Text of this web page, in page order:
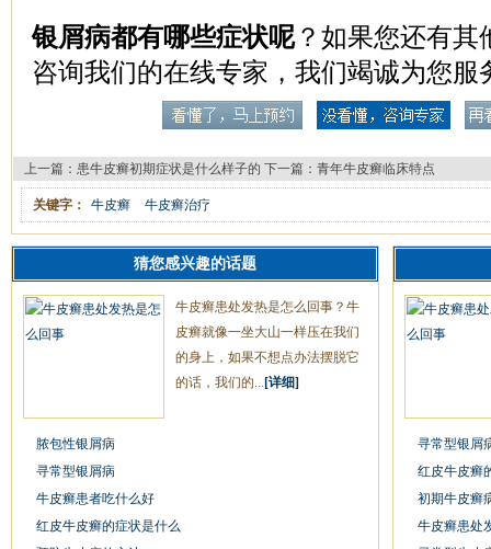
银屑病都有哪些症状呢？如果您还有其
咨询我们的在线专家，我们竭诚为您服
上一篇： 患牛皮癣初期症状是什么样子的 下一篇： 青年牛皮癣临床特点
关键字： 牛皮癣 牛皮癣治疗
猜您感兴趣的话题
牛皮癣患处发热是怎么回事？牛
皮癣就像一坐大山一样压在我们
的身上，如果不想点办法摆脱它
的话，我们的... [详细]
脓包性银屑病
寻常型银屑病
牛皮癣患者吃什么好
红皮牛皮癣的症状是什么
寻常型银屑
红皮牛皮癣
初期牛皮癣
牛皮癣患处